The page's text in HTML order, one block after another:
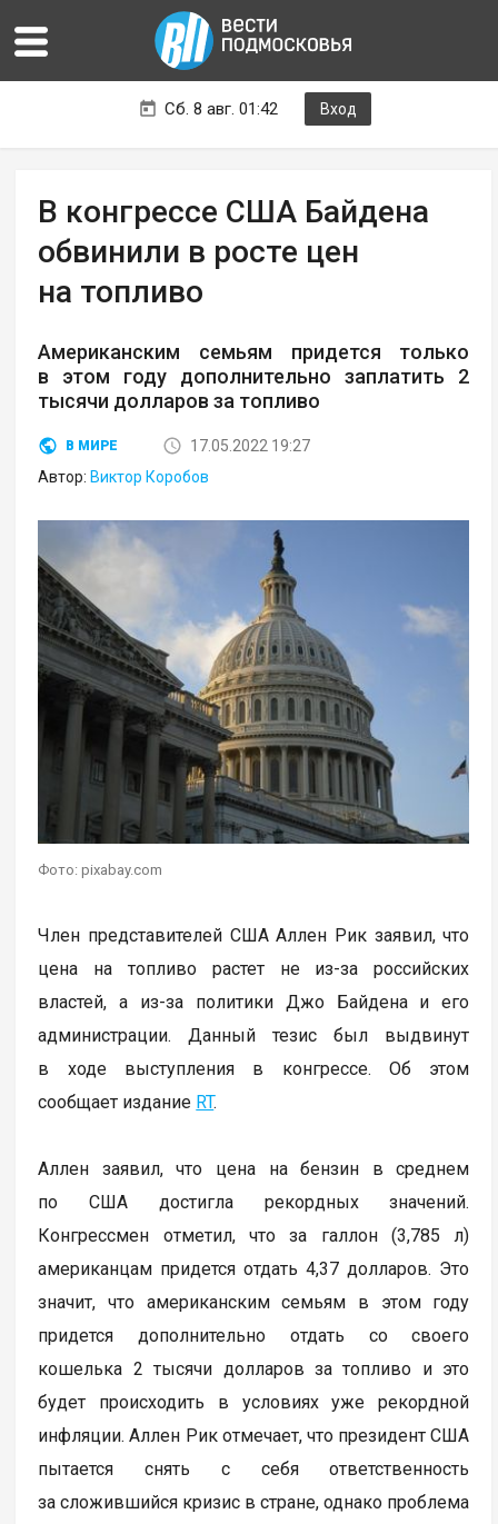
Сб. 8 авг. 01:42 Вход
В конгрессе США Байдена
обвинили в росте цен
на топливо
Американским семьям придется только
в этом году дополнительно заплатить 2
тысячи долларов за топливо
В МИРЕ
17.05.2022 19:27
Автор: Виктор Коробов
Фото: pixabay.com
Член представителей США Аллен Рик заявил, что
цена на топливо растет не из-за российских
властей, а из-за политики Джо Байдена и его
администрации. Данный тезис был выдвинут
в ходе выступления в конгрессе. Об этом
сообщает издание RT.
Аллен заявил, что цена на бензин в среднем
по США достигла рекордных значений.
Конгрессмен отметил, что за галлон (3,785 л)
американцам придется отдать 4,37 долларов. Это
значит, что американским семьям в этом году
придется дополнительно отдать со своего
кошелька 2 тысячи долларов за топливо и это
будет происходить в условиях уже рекордной
инфляции. Аллен Рик отмечает, что президент США
пытается снять с себя ответственность
за сложившийся кризис в стране, однако проблема